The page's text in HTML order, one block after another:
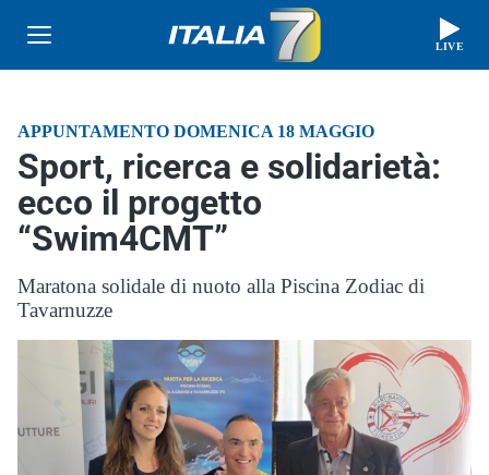
LIVE
APPUNTAMENTO DOMENICA 18 MAGGIO
Sport, ricerca e solidarietà:
ecco il progetto
“Swim4CMT”
Maratona solidale di nuoto alla Piscina Zodiac di
Tavarnuzze